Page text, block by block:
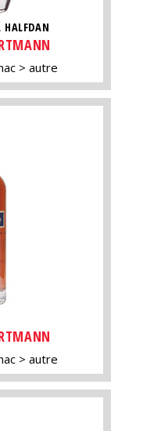
autre
autre